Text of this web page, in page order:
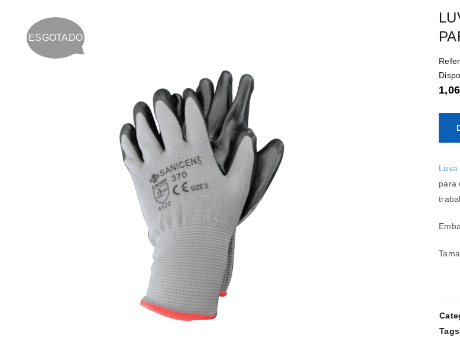
INICIAR SESSÃO
Nome de utilizador ou email *
Senha *
Endereço
endereço
Verifique a
ESGOTADO
para